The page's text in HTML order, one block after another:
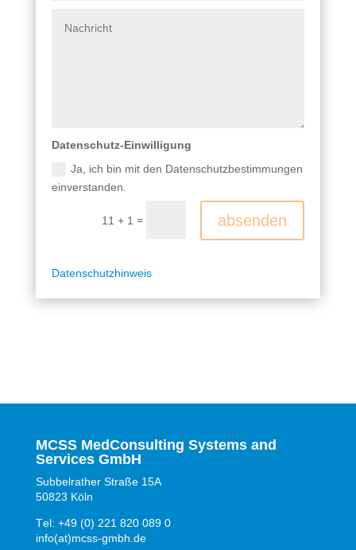
Datenschutz-Einwilligung
Ja, ich bin mit den Datenschutzbestimmungen
einverstanden.
11 + 1 = absenden
n
Datenschutzhinweis
MCSS MedConsulting Systems and
Services GmbH
Subbelrather Straße 15A
50823 Köln
Tel: +49 (0) 221 820 089 0
info(at)mcss-gmbh.de